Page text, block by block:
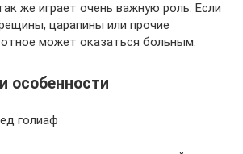
же играет очень важную роль. Если
царапины или прочие
может оказаться больным.
особенности
голиаф